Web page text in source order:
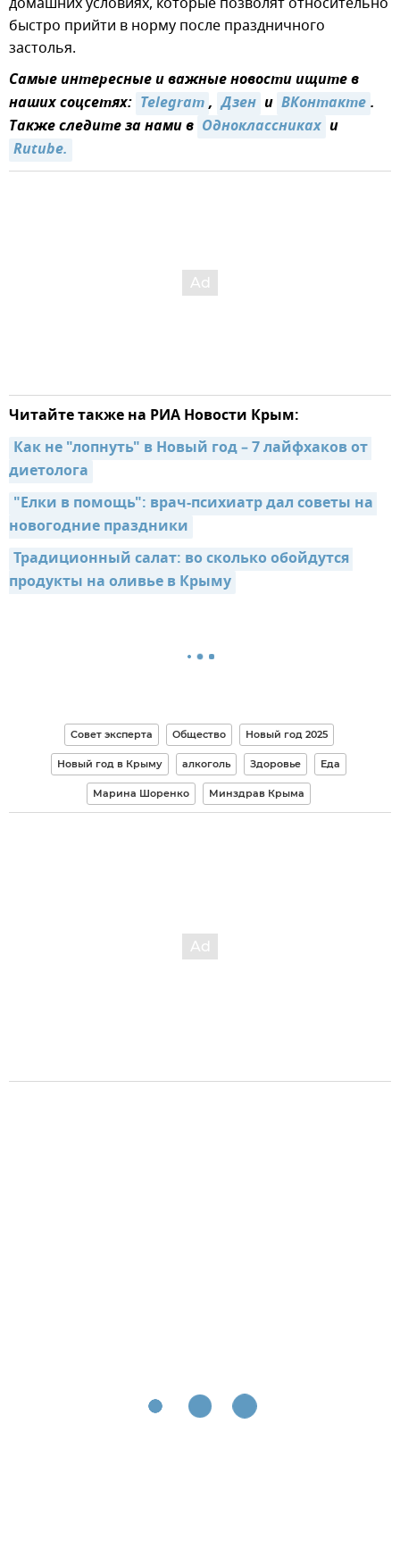
быстро прийти в норму после праздничного
застолья.
Самые интересные и важные новости ищите в
наших соцсетях: Telegram, Дзен и ВКонтакте.
Также следите за нами в Одноклассниках и
Rutube.
Читайте также на РИА Новости Крым:
Как не "лопнуть" в Новый год – 7 лайфхаков от
диетолога
"Елки в помощь": врач-психиатр дал советы на
новогодние праздники
Традиционный салат: во сколько обойдутся
продукты на оливье в Крыму
Совет эксперта Общество Новый год 2025
Новый год в Крыму алкоголь Здоровье Еда
Марина Шоренко Минздрав Крыма